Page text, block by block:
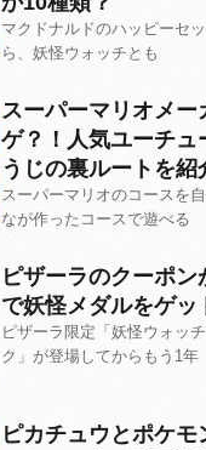
マクドナルドのハッピーセ
ら、妖怪ウォッチとも
スーパーマリオメー
ゲ？！人気ユーチュ
うじの裏ルートを紹
スーパーマリオのコースを
なが作ったコースで遊べる
ピザーラのクーポン
で妖怪メダルをゲッ
ピザーラ限定「妖怪ウォッ
ク」が登場してからもう1年
ピカチュウとポケモ